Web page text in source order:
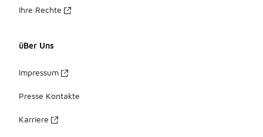
Ihre Rechte
üBer Uns
Impressum
Presse Kontakte
Karriere